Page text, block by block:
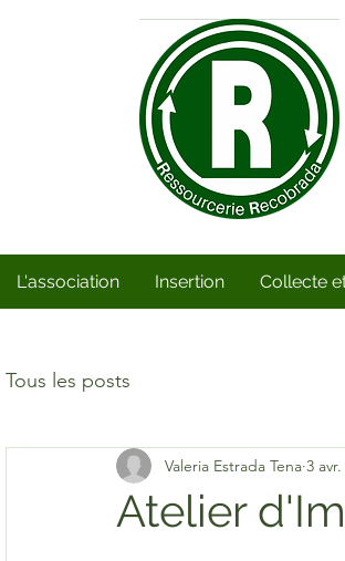
L'association Insertion Collecte
Tous les posts
Atelier
Valeria Estrada Tena 3